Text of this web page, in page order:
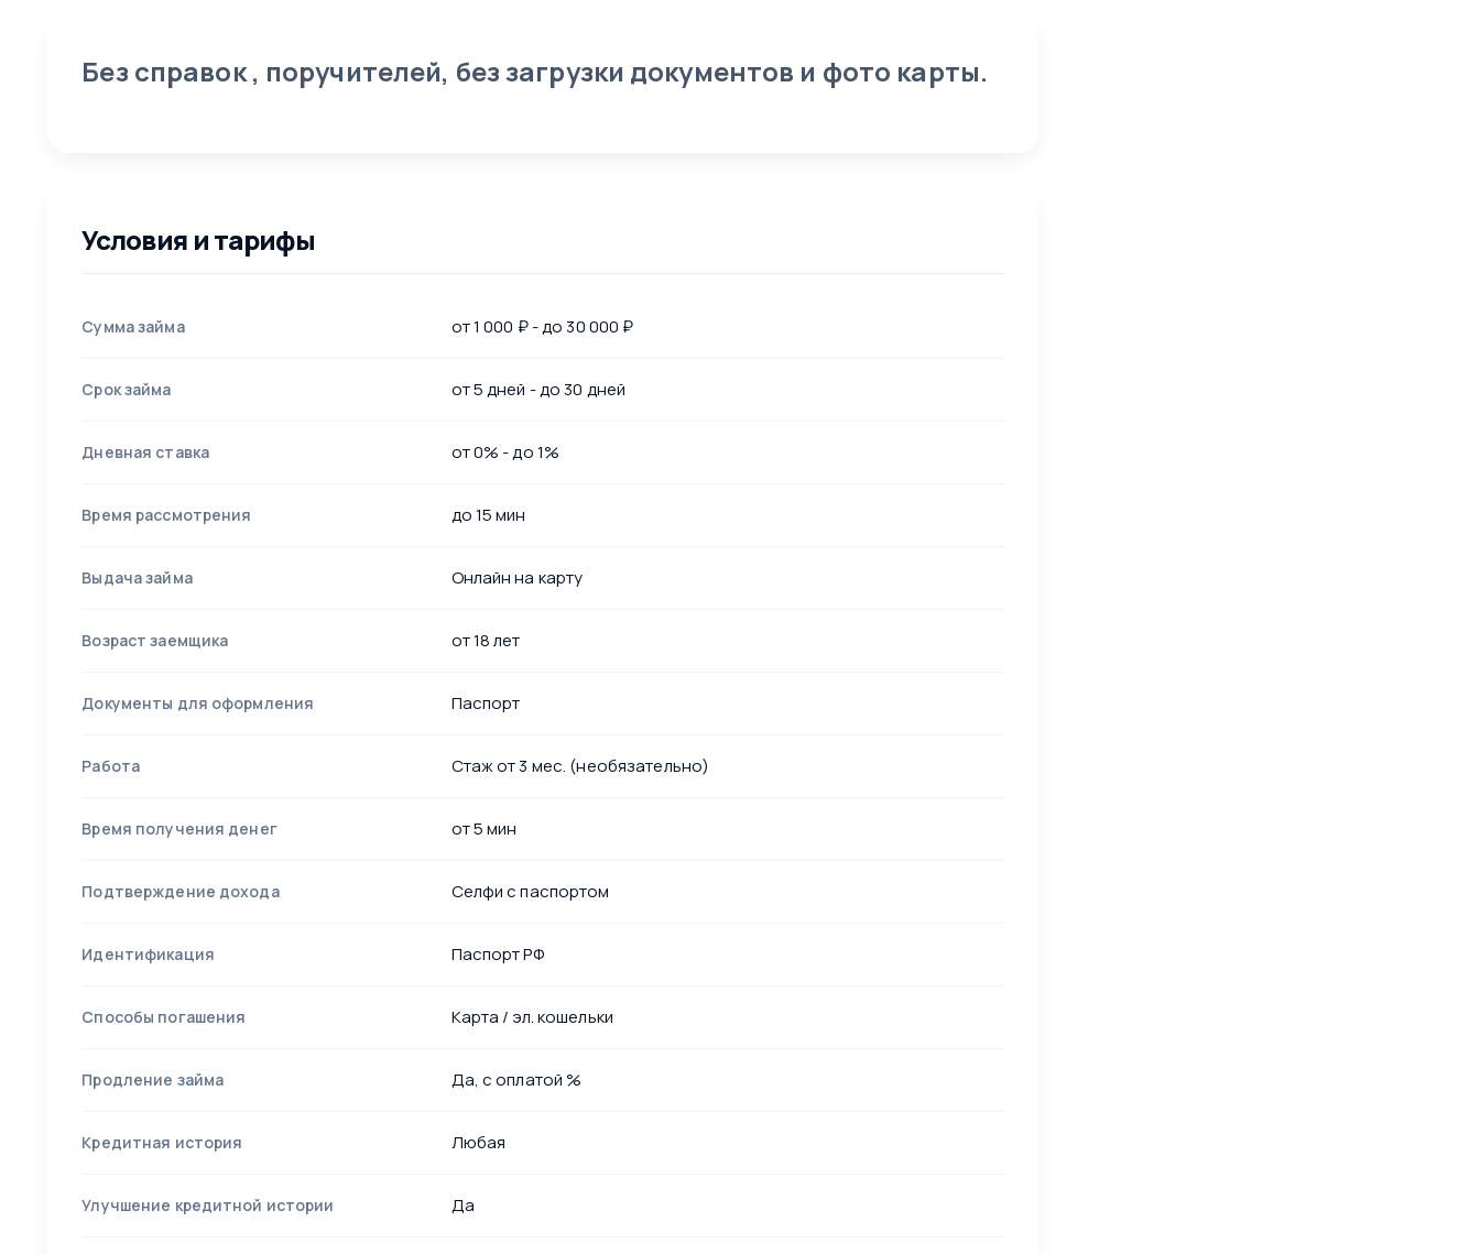
Без справок , поручителей, без загрузки документов и фото карты.
Условия и тарифы
Сумма займа от 1 000 ₽ - до 30 000 ₽
Срок займа от 5 дней - до 30 дней
Дневная ставка от 0% - до 1%
Время рассмотрения до 15 мин
Выдача займа Онлайн на карту
Возраст заемщика от 18 лет
Документы для оформления Паспорт
Работа Стаж от 3 мес. (необязательно)
Время получения денег от 5 мин
Подтверждение дохода Селфи с паспортом
Идентификация Паспорт РФ
Способы погашения Карта / эл. кошельки
Продление займа Да, с оплатой %
Кредитная история Любая
Улучшение кредитной истории Да